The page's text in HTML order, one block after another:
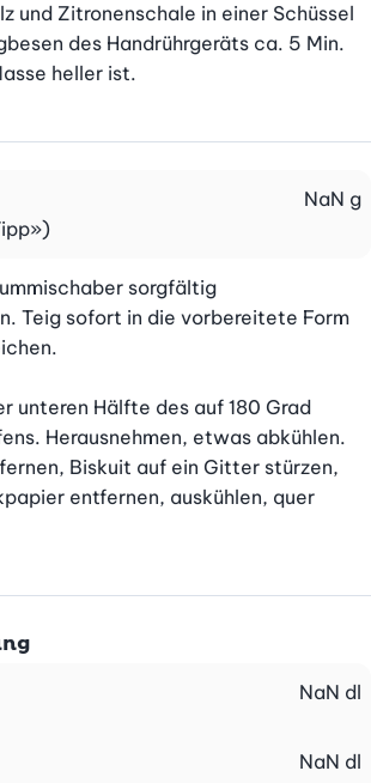
und Zitronenschale in einer Schüssel
des Handrührgeräts ca. 5 Min.
heller ist.
NaN g
sorgfältig
Teig sofort in die vorbereitete Form
unteren Hälfte des auf 180 Grad
Herausnehmen, etwas abkühlen.
Biskuit auf ein Gitter stürzen,
entfernen, auskühlen, quer
NaN dl
NaN dl